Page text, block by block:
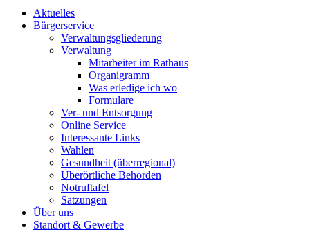
Aktuelles
Bürgerservice
Verwaltungsgliederung
Verwaltung
Mitarbeiter im Rathaus
Organigramm
Was erledige ich wo
Formulare
Ver- und Entsorgung
Online Service
Interessante Links
Wahlen
Gesundheit (überregional)
Überörtliche Behörden
Notruftafel
Satzungen
Über uns
Standort & Gewerbe